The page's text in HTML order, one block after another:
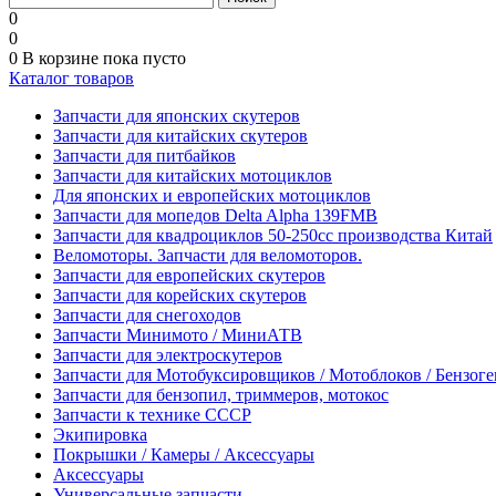
0
0
0 В корзине пока пусто
Каталог товаров
Запчасти для японских скутеров
Запчасти для китайских скутеров
Запчасти для питбайков
Запчасти для китайских мотоциклов
Для японских и европейских мотоциклов
Запчасти для мопедов Delta Alpha 139FMB
Запчасти для квадроциклов 50-250сс производства Китай
Веломоторы. Запчасти для веломоторов.
Запчасти для европейских скутеров
Запчасти для корейских скутеров
Запчасти для снегоходов
Запчасти Минимото / МиниАТВ
Запчасти для электроскутеров
Запчасти для Мотобуксировщиков / Мотоблоков /
Запчасти для бензопил, триммеров, мотокос
Запчасти к технике СССР
Экипировка
Покрышки / Камеры / Аксессуары
Аксессуары